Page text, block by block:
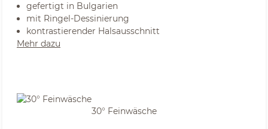
gefertigt in Bulgarien
mit Ringel-Dessinierung
kontrastierender Halsausschnitt
Mehr dazu
30° Feinwäsche